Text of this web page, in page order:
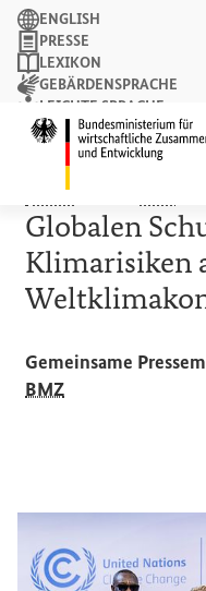
Suchbegriff
Suchen
ENGLISH
PRESSE
LEXIKON
GEBÄRDENSPRACHE
LEICHTE SPRACHE
NEWSLETTER
VERLUSTE UND SCHÄDEN
V20
Globalen
Klimarisiken
Gemeinsame
BMZ
öffnen